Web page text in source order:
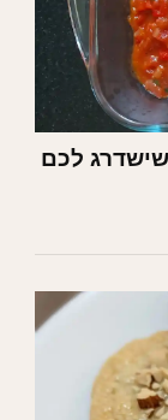
לכם